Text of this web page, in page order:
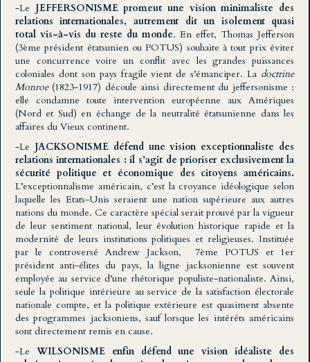
-Le JEFFERSONISME promeut une vision minimaliste des
relations internationales, autrement dit un isolement quasi
total vis-à-vis du reste du monde. En effet, Thomas Jefferson
(3ème président étatsunien ou POTUS) souhaite à tout prix éviter
une concurrence voire un conflit avec les grandes puissances
coloniales dont son pays fragile vient de s’émanciper. La doctrine
Monroe(1823-1917) découle ainsi directement du jeffersonisme :
elle condamne toute intervention européenne aux Amériques
(Nord et Sud) en échange de la neutralité étatsunienne dans les
affaires du Vieux continent.
-Le JACKSONISME défend une vision exceptionnaliste des
relations internationales : il s’agit de prioriser exclusivement la
sécurité politique et économique des citoyens américains.
L’exceptionnalisme américain, c’est la croyance idéologique selon
laquelle les Etats-Unis seraient une nation supérieure aux autres
nations du monde. Ce caractère spécial serait prouvé par la vigueur
de leur sentiment national, leur évolution historique rapide et la
modernité de leurs institutions politiques et religieuses. Instituée
par le controversé Andrew Jackson, 7ème POTUS et 1er
président anti-élites du pays, la ligne jacksonienne est souvent
employée au service d’une rhétorique populiste-nationaliste. Ainsi,
seule la politique intérieure au service de la satisfaction électorale
nationale compte, et la politique extérieure est quasiment absente
des programmes jacksoniens, sauf lorsque les intérêts américains
sont directement remis en cause.
-Le WILSONISME enfin défend une vision idéaliste des